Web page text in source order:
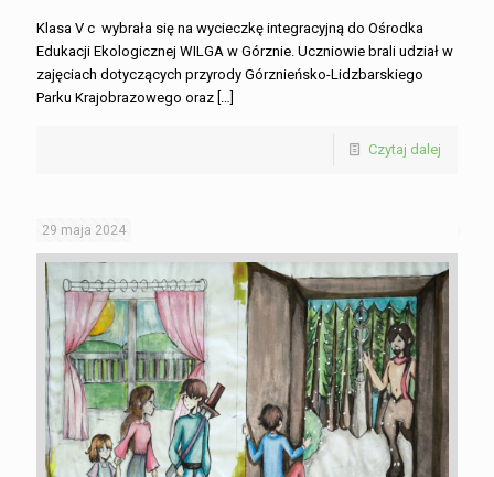
Klasa V c wybrała się na wycieczkę integracyjną do Ośrodka
Edukacji Ekologicznej WILGA w Górznie. Uczniowie brali udział w
zajęciach dotyczących przyrody Górznieńsko-Lidzbarskiego
Parku Krajobrazowego oraz
Czytaj dalej
29 maja 2024